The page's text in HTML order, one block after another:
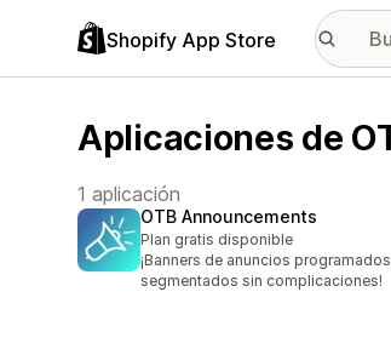
Shopify App Store
Aplicaciones de
1 aplicación
OTB Announcements
Plan gratis disponible
¡Banners de anuncios
segmentados sin complicaciones!